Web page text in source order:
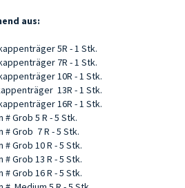
aus:
5R - 1 Stk.
7R - 1 Stk.
10R - 1 Stk.
13R - 1 Stk.
16R - 1 Stk.
Grob 5 R - 5 Stk.
# Grob 7 R - 5 Stk.
# Grob 10 R - 5 Stk.
# Grob 13 R - 5 Stk.
# Grob 16 R - 5 Stk.